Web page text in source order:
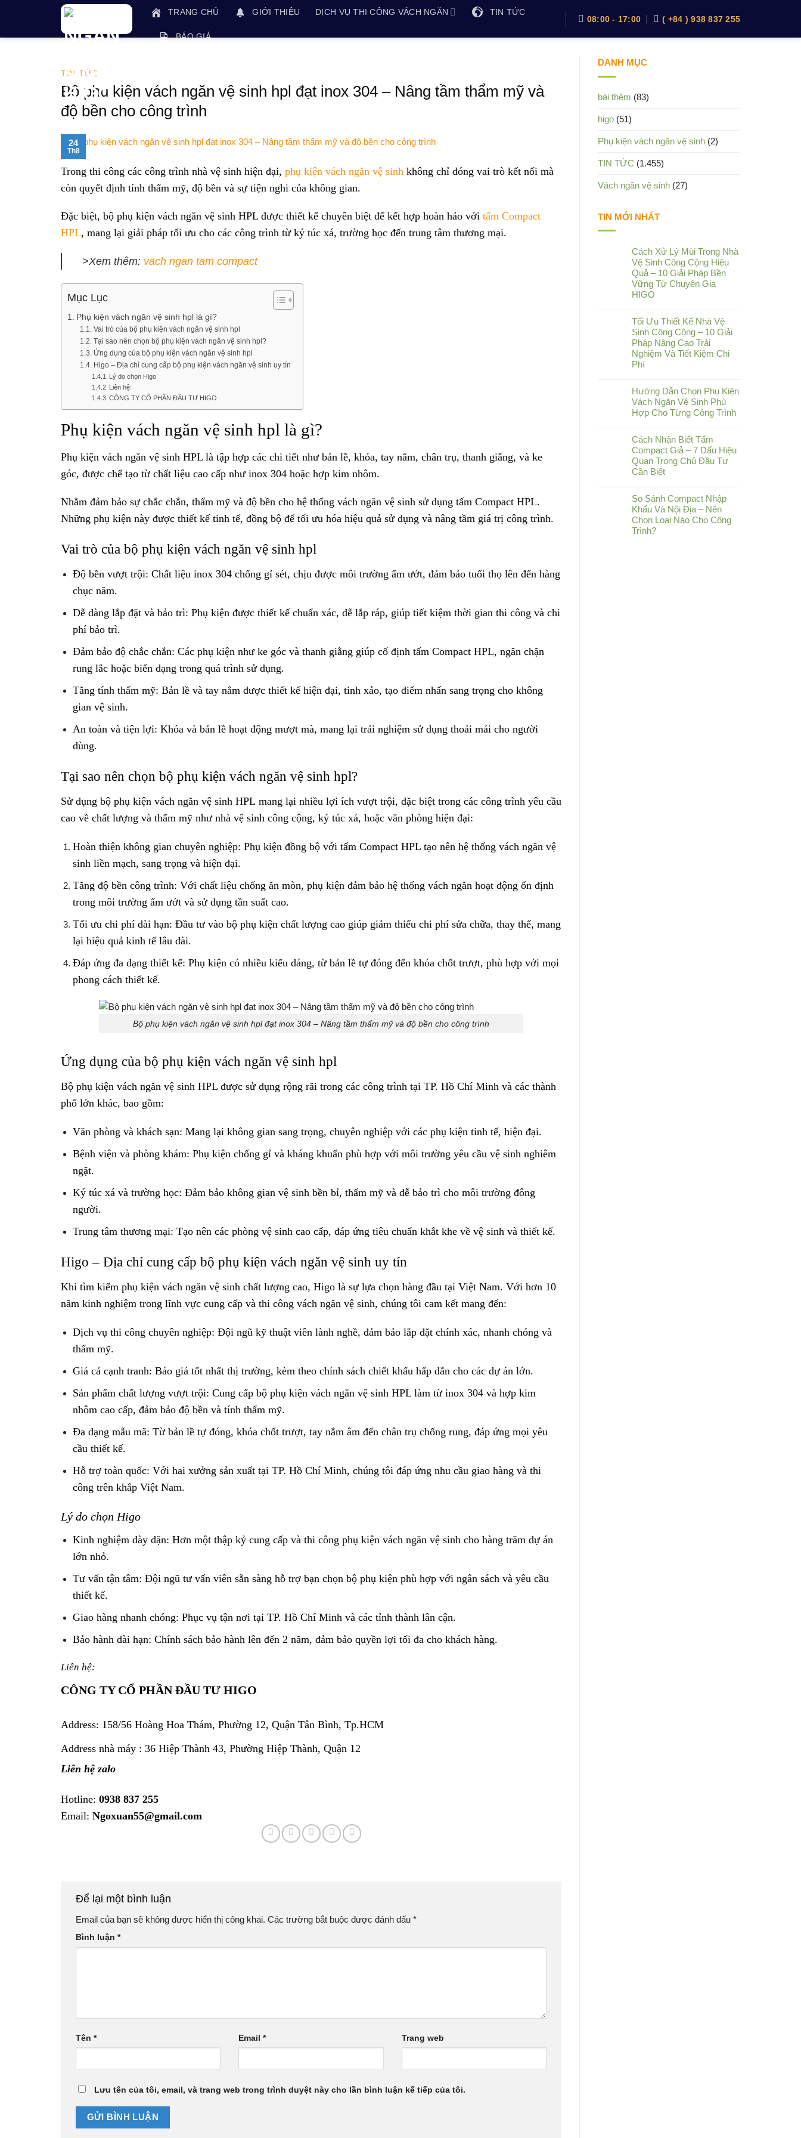
TRANG CHỦ GIỚI THIỆU DỊCH VỤ THI CÔNG VÁCH NGĂN TIN TỨC
BÁO GIÁ
08:00 - 17:00 ( +84 ) 938 837 255
TIN TỨC
Bộ phụ kiện vách ngăn vệ sinh hpl đạt inox 304 – Nâng tầm thẩm mỹ và
độ bền cho công trình
24
Th8
Trong thi công các công trình nhà vệ sinh hiện đại, phụ kiện vách ngăn vệ sinh không chỉ đóng vai trò kết nối mà
còn quyết định tính thẩm mỹ, độ bền và sự tiện nghi của không gian.
Đặc biệt, bộ phụ kiện vách ngăn vệ sinh HPL được thiết kế chuyên biệt để kết hợp hoàn hảo với tấm Compact
HPL, mang lại giải pháp tối ưu cho các công trình từ ký túc xá, trường học đến trung tâm thương mại.
>Xem thêm: vach ngan tam compact
Mục Lục
Phụ kiện vách ngăn vệ sinh hpl là gì?
Vai trò của bộ phụ kiện vách ngăn vệ sinh hpl
Tại sao nên chọn bộ phụ kiện vách ngăn vệ sinh hpl?
Ứng dụng của bộ phụ kiện vách ngăn vệ sinh hpl
Higo – Địa chỉ cung cấp bộ phụ kiện vách ngăn vệ sinh uy tín
Lý do chọn Higo
Liên hệ:
CÔNG TY CỔ PHẦN ĐẦU TƯ HIGO
Phụ kiện vách ngăn vệ sinh hpl là gì?
Phụ kiện vách ngăn vệ sinh HPL là tập hợp các chi tiết như bản lề, khóa, tay nắm, chân trụ, thanh giằng, và ke
góc, được chế tạo từ chất liệu cao cấp như inox 304 hoặc hợp kim nhôm.
Nhằm đảm bảo sự chắc chắn, thẩm mỹ và độ bền cho hệ thống vách ngăn vệ sinh sử dụng tấm Compact HPL.
Những phụ kiện này được thiết kế tinh tế, đồng bộ để tối ưu hóa hiệu quả sử dụng và nâng tầm giá trị công trình.
Vai trò của bộ phụ kiện vách ngăn vệ sinh hpl
Độ bền vượt trội: Chất liệu inox 304 chống gỉ sét, chịu được môi trường ẩm ướt, đảm bảo tuổi thọ lên đến hàng
chục năm.
Dễ dàng lắp đặt và bảo trì: Phụ kiện được thiết kế chuẩn xác, dễ lắp ráp, giúp tiết kiệm thời gian thi công và chi
phí bảo trì.
Đảm bảo độ chắc chắn: Các phụ kiện như ke góc và thanh giằng giúp cố định tấm Compact HPL, ngăn chặn
rung lắc hoặc biến dạng trong quá trình sử dụng.
Tăng tính thẩm mỹ: Bản lề và tay nắm được thiết kế hiện đại, tinh xảo, tạo điểm nhấn sang trọng cho không
gian vệ sinh.
An toàn và tiện lợi: Khóa và bản lề hoạt động mượt mà, mang lại trải nghiệm sử dụng thoải mái cho người
dùng.
Tại sao nên chọn bộ phụ kiện vách ngăn vệ sinh hpl?
Sử dụng bộ phụ kiện vách ngăn vệ sinh HPL mang lại nhiều lợi ích vượt trội, đặc biệt trong các công trình yêu cầu
cao về chất lượng và thẩm mỹ như nhà vệ sinh công cộng, ký túc xá, hoặc văn phòng hiện đại:
Hoàn thiện không gian chuyên nghiệp: Phụ kiện đồng bộ với tấm Compact HPL tạo nên hệ thống vách ngăn vệ
sinh liền mạch, sang trọng và hiện đại.
Tăng độ bền công trình: Với chất liệu chống ăn mòn, phụ kiện đảm bảo hệ thống vách ngăn hoạt động ổn định
trong môi trường ẩm ướt và sử dụng tần suất cao.
Tối ưu chi phí dài hạn: Đầu tư vào bộ phụ kiện chất lượng cao giúp giảm thiểu chi phí sửa chữa, thay thế, mang
lại hiệu quả kinh tế lâu dài.
Đáp ứng đa dạng thiết kế: Phụ kiện có nhiều kiểu dáng, từ bản lề tự đóng đến khóa chốt trượt, phù hợp với mọi
phong cách thiết kế.
Bộ phụ kiện vách ngăn vệ sinh hpl đạt inox 304 – Nâng tầm thẩm mỹ và độ bền cho công trình
Ứng dụng của bộ phụ kiện vách ngăn vệ sinh hpl
Bộ phụ kiện vách ngăn vệ sinh HPL được sử dụng rộng rãi trong các công trình tại TP. Hồ Chí Minh và các thành
phố lớn khác, bao gồm:
Văn phòng và khách sạn: Mang lại không gian sang trọng, chuyên nghiệp với các phụ kiện tinh tế, hiện đại.
Bệnh viện và phòng khám: Phụ kiện chống gỉ và kháng khuẩn phù hợp với môi trường yêu cầu vệ sinh nghiêm
ngặt.
Ký túc xá và trường học: Đảm bảo không gian vệ sinh bền bỉ, thẩm mỹ và dễ bảo trì cho môi trường đông
người.
Trung tâm thương mại: Tạo nên các phòng vệ sinh cao cấp, đáp ứng tiêu chuẩn khắt khe về vệ sinh và thiết kế.
Higo – Địa chỉ cung cấp bộ phụ kiện vách ngăn vệ sinh uy tín
Khi tìm kiếm phụ kiện vách ngăn vệ sinh chất lượng cao, Higo là sự lựa chọn hàng đầu tại Việt Nam. Với hơn 10
năm kinh nghiệm trong lĩnh vực cung cấp và thi công vách ngăn vệ sinh, chúng tôi cam kết mang đến:
Dịch vụ thi công chuyên nghiệp: Đội ngũ kỹ thuật viên lành nghề, đảm bảo lắp đặt chính xác, nhanh chóng và
thẩm mỹ.
Giá cả cạnh tranh: Báo giá tốt nhất thị trường, kèm theo chính sách chiết khấu hấp dẫn cho các dự án lớn.
Sản phẩm chất lượng vượt trội: Cung cấp bộ phụ kiện vách ngăn vệ sinh HPL làm từ inox 304 và hợp kim
nhôm cao cấp, đảm bảo độ bền và tính thẩm mỹ.
Đa dạng mẫu mã: Từ bản lề tự đóng, khóa chốt trượt, tay nắm âm đến chân trụ chống rung, đáp ứng mọi yêu
cầu thiết kế.
Hỗ trợ toàn quốc: Với hai xưởng sản xuất tại TP. Hồ Chí Minh, chúng tôi đáp ứng nhu cầu giao hàng và thi
công trên khắp Việt Nam.
Lý do chọn Higo
Kinh nghiệm dày dặn: Hơn một thập kỷ cung cấp và thi công phụ kiện vách ngăn vệ sinh cho hàng trăm dự án
lớn nhỏ.
Tư vấn tận tâm: Đội ngũ tư vấn viên sẵn sàng hỗ trợ bạn chọn bộ phụ kiện phù hợp với ngân sách và yêu cầu
thiết kế.
Giao hàng nhanh chóng: Phục vụ tận nơi tại TP. Hồ Chí Minh và các tỉnh thành lân cận.
Bảo hành dài hạn: Chính sách bảo hành lên đến 2 năm, đảm bảo quyền lợi tối đa cho khách hàng.
Liên hệ:
CÔNG TY CỔ PHẦN ĐẦU TƯ HIGO
Address: 158/56 Hoàng Hoa Thám, Phường 12, Quận Tân Bình, Tp.HCM
Address nhà máy : 36 Hiệp Thành 43, Phường Hiệp Thành, Quận 12
Liên hệ zalo
Hotline: 0938 837 255
Email: Ngoxuan55@gmail.com
Để lại một bình luận
Email của bạn sẽ không được hiển thị công khai. Các trường bắt buộc được đánh dấu *
Bình luận *
Tên * Email* Trang web
Lưu tên của tôi, email, và trang web trong trình duyệt này cho lần bình luận kế tiếp của tôi.
DANH MỤC
bài thêm (83)
higo (51)
Phụ kiện vách ngăn vệ sinh (2)
TIN TỨC (1.455)
Vách ngăn vệ sinh (27)
TIN MỚI NHẤT
Cách Xử Lý Mùi Trong Nhà
Vệ Sinh Công Cộng Hiệu
Quả – 10 Giải Pháp Bền
Vững Từ Chuyên Gia
HIGO
Tối Ưu Thiết Kế Nhà Vệ
Sinh Công Cộng – 10 Giải
Pháp Nâng Cao Trải
Nghiệm Và Tiết Kiệm Chi
Phí
Hướng Dẫn Chọn Phụ Kiện
Vách Ngăn Vệ Sinh Phù
Hợp Cho Từng Công Trình
Cách Nhận Biết Tấm
Compact Giả – 7 Dấu Hiệu
Quan Trọng Chủ Đầu Tư
Cần Biết
So Sánh Compact Nhập
Khẩu Và Nội Địa – Nên
Chọn Loại Nào Cho Công
Trình?